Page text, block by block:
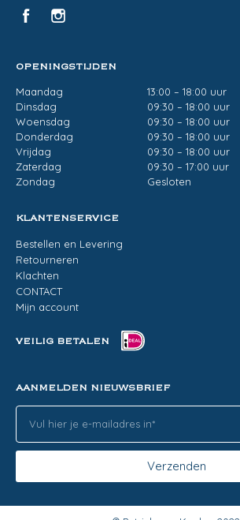
OPENINGSTIJDEN
Maandag
13:00 – 18:00 uur
Dinsdag
09:30 – 18:00 uur
Woensdag
09:30 – 18:00 uur
Donderdag
09:30 – 18:00 uur
Vrijdag
09:30 – 18:00 uur
Zaterdag
09:30 – 17:00 uur
Zondag
Gesloten
KLANTENSERVICE
Bestellen en Levering
Retourneren
Klachten
CONTACT
Mijn account
VEILIG BETALEN
AANMELDEN NIEUWSBRIEF
Verzenden